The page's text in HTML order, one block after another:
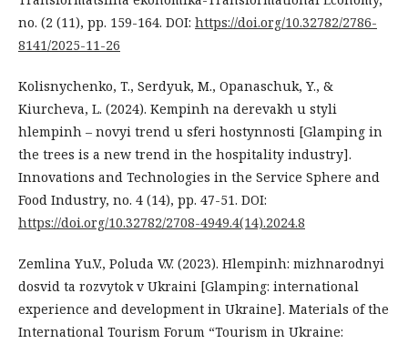
no. (2 (11), pp. 159-164. DOI: https://doi.org/10.32782/2786-
8141/2025-11-26
Kolisnychenko, T., Serdyuk, M., Opanaschuk, Y., &
Kiurcheva, L. (2024). Kempinh na derevakh u styli
hlempinh – novyi trend u sferi hostynnosti [Glamping in
the trees is a new trend in the hospitality industry].
Innovations and Technologies in the Service Sphere and
Food Industry, no. 4 (14), pp. 47-51. DOI:
https://doi.org/10.32782/2708-4949.4(14).2024.8
Zemlina Yu.V., Poluda V.V. (2023). Hlempinh: mizhnarodnyi
dosvid ta rozvytok v Ukraini [Glamping: international
experience and development in Ukraine]. Materials of the
International Tourism Forum “Tourism in Ukraine: